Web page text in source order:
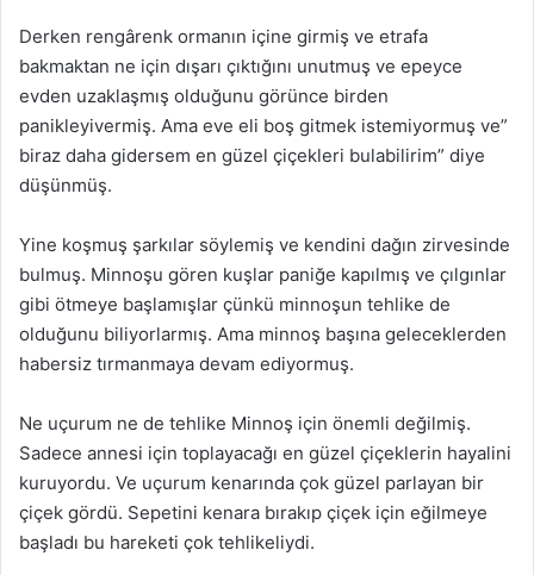
Derken rengârenk ormanın içine girmiş ve etrafa
bakmaktan ne için dışarı çıktığını unutmuş ve epeyce
evden uzaklaşmış olduğunu görünce birden
panikleyivermiş. Ama eve eli boş gitmek istemiyormuş ve”
biraz daha gidersem en güzel çiçekleri bulabilirim” diye
düşünmüş.
Yine koşmuş şarkılar söylemiş ve kendini dağın zirvesinde
bulmuş. Minnoşu gören kuşlar paniğe kapılmış ve çılgınlar
gibi ötmeye başlamışlar çünkü minnoşun tehlike de
olduğunu biliyorlarmış. Ama minnoş başına geleceklerden
habersiz tırmanmaya devam ediyormuş.
Ne uçurum ne de tehlike Minnoş için önemli değilmiş.
Sadece annesi için toplayacağı en güzel çiçeklerin hayalini
kuruyordu. Ve uçurum kenarında çok güzel parlayan bir
çiçek gördü. Sepetini kenara bırakıp çiçek için eğilmeye
başladı bu hareketi çok tehlikeliydi.